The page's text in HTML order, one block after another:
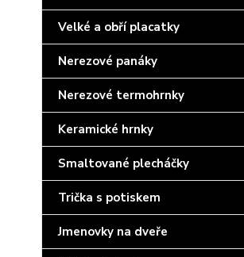
Velké a obří placatky
Nerezové panáky
Nerezové termohrnky
Keramické hrnky
Smaltované plecháčky
Trička s potiskem
Jmenovky na dveře